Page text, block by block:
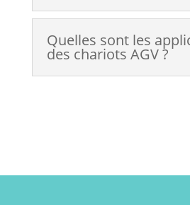
Quelles sont les
des chariots AGV ?